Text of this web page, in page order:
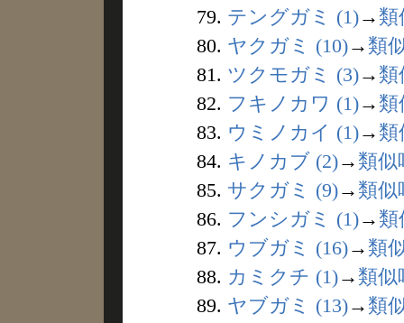
79. テングガミ (1)→ 類
80. ヤクガミ (10)→ 類
81. ツクモガミ (3)→ 類
82. フキノカワ (1)→ 類
83. ウミノカイ (1)→ 類
84. キノカブ (2)→ 類似
85. サクガミ (9)→ 類似
86. フンシガミ (1)→ 類
87. ウブガミ (16)→ 類
88. カミクチ (1)→ 類似
89. ヤブガミ (13)→ 類